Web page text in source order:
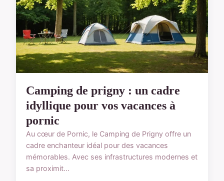
Camping de prigny : un cadre
idyllique pour vos vacances à
pornic
Au cœur de Pornic, le Camping de Prigny offre un
cadre enchanteur idéal pour des vacances
mémorables. Avec ses infrastructures modernes et
sa proximit...